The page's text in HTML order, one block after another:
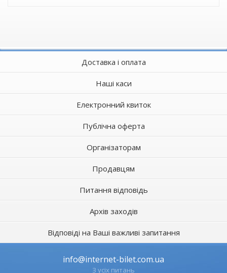
Доставка і оплата
Наші каси
Електронний квиток
Публічна оферта
Організаторам
Продавцям
Питання відповідь
Архів заходів
Відповіді на Ваші важливі запитання
info@internet-bilet.com.ua
З усіх питань